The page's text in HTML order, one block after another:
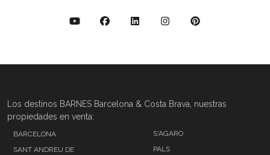
Los destinos BARNES Barcelona & Costa Brava, nuestras
propiedades en venta:
BARCELONA
SANT ANDREU DE
S'AGARO
PALS